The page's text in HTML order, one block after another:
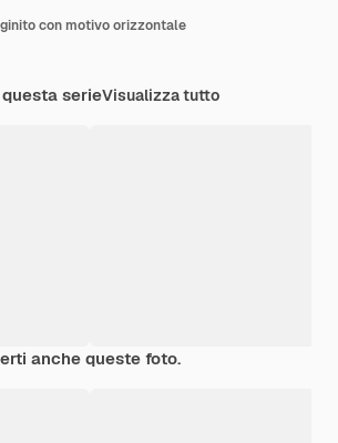
con motivo orizzontale
serieVisualizza tutto
anche queste foto.